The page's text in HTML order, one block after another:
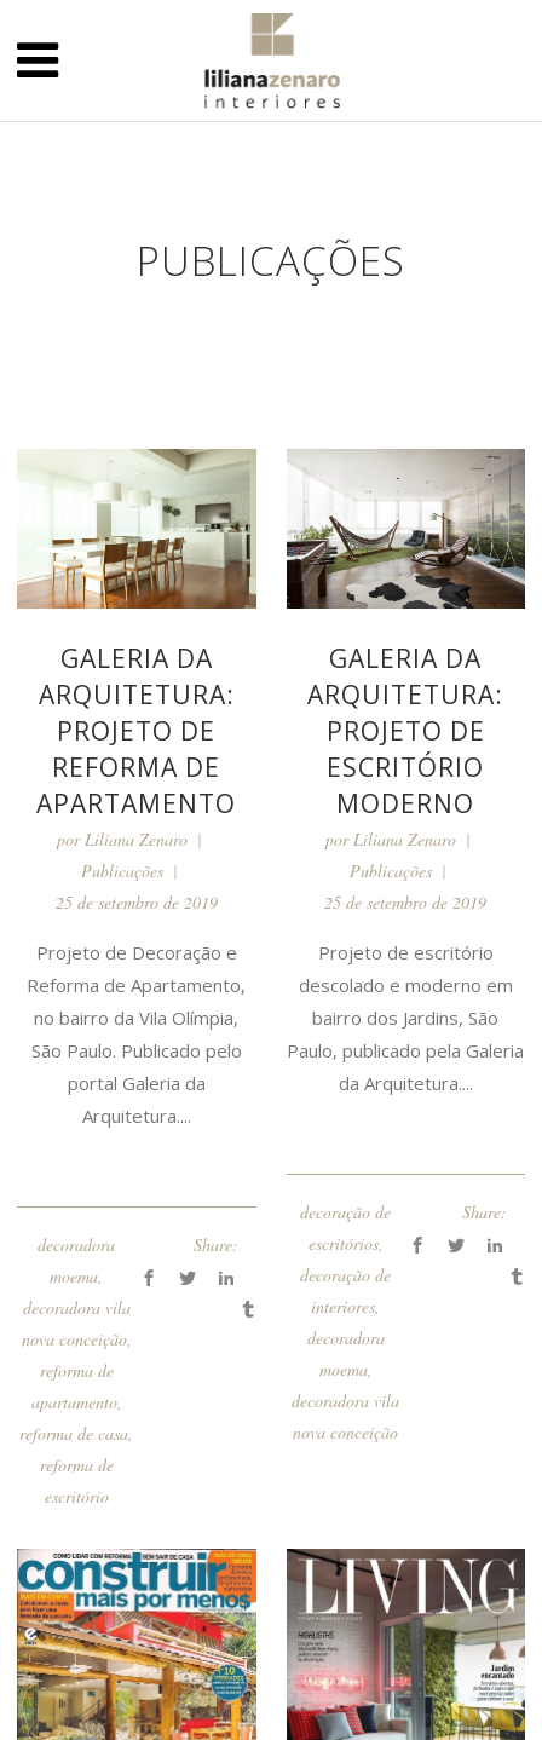
PUBLICAÇÕES
GALERIA DA
ARQUITETURA:
PROJETO DE
REFORMA DE
APARTAMENTO
por Liliana Zenaro
Publicações
25 de setembro de 2019
Projeto de Decoração e
Reforma de Apartamento,
no bairro da Vila Olímpia,
São Paulo. Publicado pelo
portal Galeria da
Arquitetura....
decoradora
moema
decoradora vila
nova conceição,
reforma de
apartamento,
reforma de casa
reforma de
escritório
Share:
GALERIA DA
ARQUITETURA:
PROJETO DE
ESCRITÓRIO
MODERNO
por Liliana Zenaro
Publicações
25 de setembro de 2019
Projeto de escritório
descolado e moderno em
bairro dos Jardins, São
Paulo, publicado pela Galeria
da Arquitetura....
decoração de
escritórios,
decoração de
interiores
decoradora
moema,
decoradora vila
nova conceição
Share: